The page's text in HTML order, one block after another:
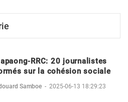
RRC: 20 journalistes
sur la cohésion sociale
Samboe - 2025-06-13 18:29:23